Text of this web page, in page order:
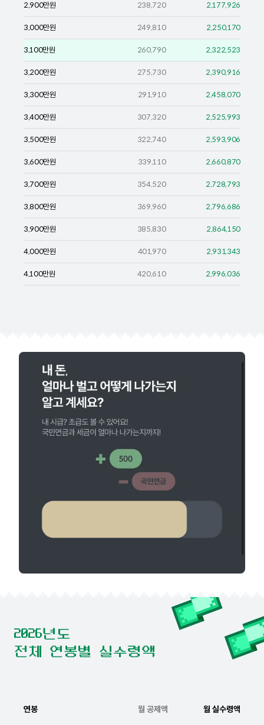
2,900만원 238,720 2,177,926
3,000만원 249,810 2,250,170
3,100만원 260,790 2,322,523
3,200만원 275,730 2,390,916
3,300만원 291,910 2,458,070
3,400만원 307,320 2,525,993
3,500만원 322,740 2,593,906
3,600만원 339,110 2,660,870
3,700만원 354,520 2,728,793
3,800만원 369,960 2,796,686
3,900만원 385,830 2,864,150
4,000만원 401,970 2,931,343
4,100만원 420,610 2,996,036
2026년도
전체 연봉별 실수령액
연봉 월 공제액 월 실수령액